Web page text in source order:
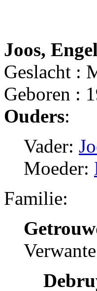
Joos,
Geslacht :
Geboren :
Ouders:
Vader:
Moeder:
Familie: